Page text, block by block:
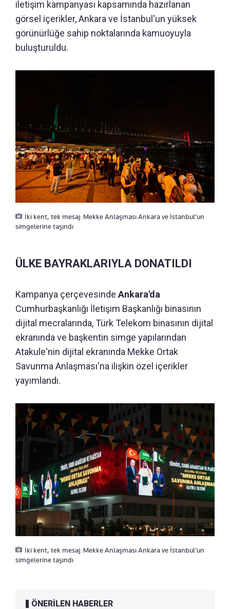
iletişim kampanyası kapsamında hazırlanan
görsel içerikler, Ankara ve İstanbul'un yüksek
görünürlüğe sahip noktalarında kamuoyuyla
buluşturuldu.
İki kent, tek mesaj: Mekke Anlaşması Ankara ve İstanbul’un
simgelerine taşındı
ÜLKE BAYRAKLARIYLA DONATILDI
Kampanya çerçevesinde Ankara'da
Cumhurbaşkanlığı İletişim Başkanlığı binasının
dijital mecralarında, Türk Telekom binasının dijital
ekranında ve başkentin simge yapılarından
Atakule'nin dijital ekranında Mekke Ortak
Savunma Anlaşması'na ilişkin özel içerikler
yayımlandı.
İki kent, tek mesaj: Mekke Anlaşması Ankara ve İstanbul’un
simgelerine taşındı
ÖNERİLEN HABERLER